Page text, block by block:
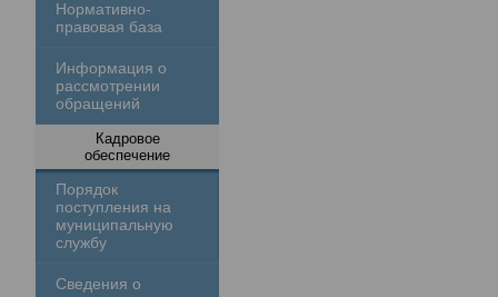
Нормативно-
правовая база
Информация о
рассмотрении
обращений
Кадровое
обеспечение
Порядок
поступления на
муниципальную
службу
Сведения о